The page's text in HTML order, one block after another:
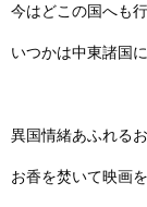
今はどこの国へも
いつかは中東諸国
異国情緒あふれる
お香を焚いて映画